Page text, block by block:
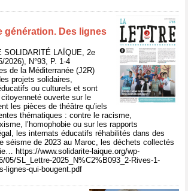
génération. Des lignes
SOLIDARITÉ LAÏQUE, 2e
2026), N°93, P. 1-4
de la Méditerranée (J2R)
projets solidaires,
ou culturels et sont
ouverte sur le
les pièces de théâtre qu'iels
thématiques : contre le racisme,
l’homophobie ou sur les rapports
les internats éducatifs réhabilités dans des
séisme de 2023 au Maroc, les déchets collectés
https://www.solidarite-laique.org/wp-
05/SL_Lettre-2025_N%C2%B093_2-Rives-1-
lignes-qui-bougent.pdf